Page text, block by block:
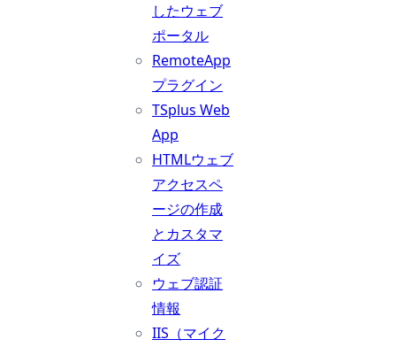
したウェブ
ポータル
RemoteApp
プラグイン
TSplus Web
App
HTMLウェブ
アクセスペ
ージの作成
とカスタマ
イズ
ウェブ認証
情報
IIS（マイク